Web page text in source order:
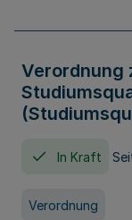
Verordnung
In Kraft
Verordnung